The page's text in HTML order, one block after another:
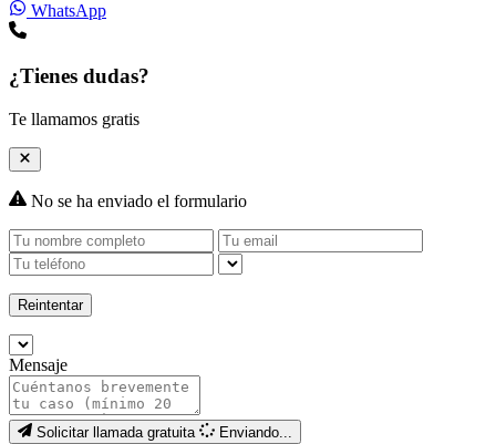
WhatsApp
¿Tienes dudas?
Te llamamos gratis
No se ha enviado el formulario
Reintentar
Mensaje
Solicitar llamada gratuita Enviando...